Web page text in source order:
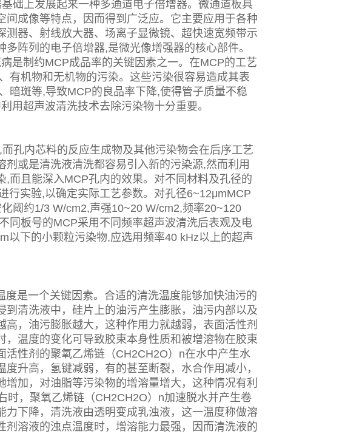
础上发展起来一种多通道电子倍增器。微通道板具
间成像等特点，因而得到广泛应。它主要应用于各种
测器、射线放大器、场离子显微镜、超快速宽频带示
阵列的电子倍增器,是微光像增强器的核心部件。
是制约MCP成品率的关键因素之一。在MCP的工艺
有机物和无机物的污染。这些污染很容易造成其表
暗斑等,导致MCP的良品率下降,使得管子质量不稳
用超声波清洗技术去除污染物十分重要。
孔内芯料的反应生成物及其他污染物会在后序工艺
或是清洗液清洗都容易引入新的污染源,然而利用
,而且能深入MCP孔内的效果。对不同材料及孔径的
行实验,以确定实际工艺参数。对孔径6~12μmMCP
阈约1/3 W/cm2,声强10~20 W/cm2,频率20~120
同板号的MCP采用不同频率超声波清洗后表观及电
以下的小颗粒污染物,应选用频率40 kHz以上的超声
是一个关键因素。合适的清洗温度能够加快油污的
到清洗液中，硅片上的油污产生膨胀，油污内部以及
，油污膨胀越大，这种作用力就越弱，表面活性剂
，温度的变化可导致胶束本身性质和被增溶物在胶束
活性剂的聚氧乙烯链（CH2CH2O）n在水中产生水
升高，氢键减弱，有的甚至断裂，水合作用减小，
加，对油脂等污染物的增溶量增大，这种情况有利
，聚氧乙烯链（CH2CH2O）n加速脱水并产生卷
下降，清洗液由透明变成乳浊液，这一温度称做溶
剂溶液的浊点温度时，增溶能力最强，因而清洗液的